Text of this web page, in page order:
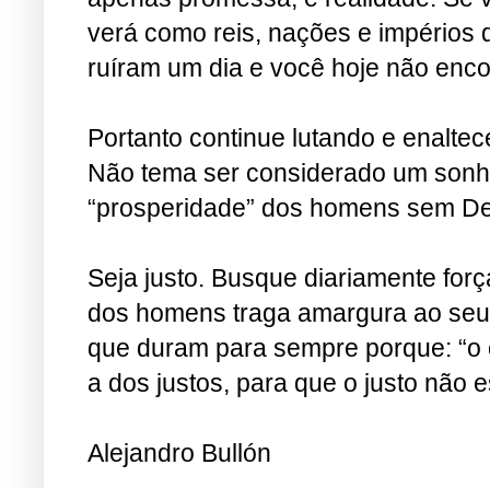
verá como reis, nações e impérios
ruíram um dia e você hoje não
Portanto continue lutando e
Não tema ser considerado um
“prosperidade” dos homens sem
Seja justo. Busque diariamente
dos homens traga amargura ao
que duram para sempre porque:
a dos justos, para que o justo não
Alejandro Bullón